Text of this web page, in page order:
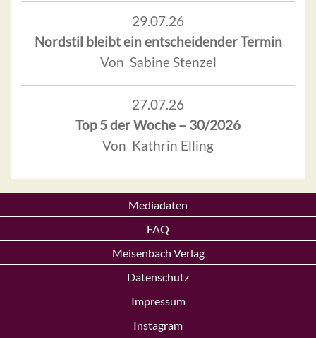
29.07.26
Nordstil bleibt ein entscheidender Termin
Von Sabine Stenzel
27.07.26
Top 5 der Woche – 30/2026
Von Kathrin Elling
Mediadaten
FAQ
Meisenbach Verlag
Datenschutz
Impressum
Instagram